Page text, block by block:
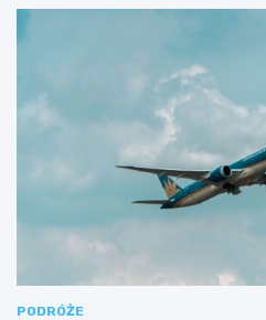
PODRÓŻE